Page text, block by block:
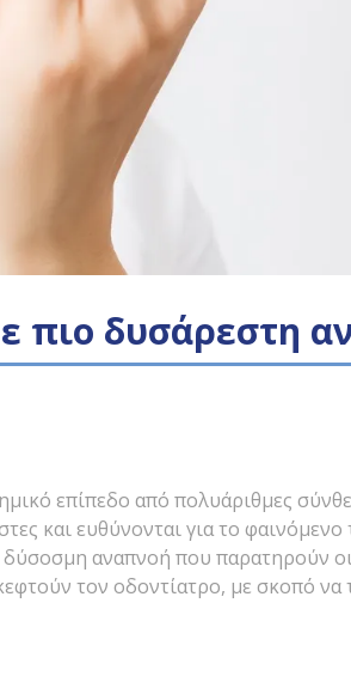
πιο δυσάρεστη
επίπεδο από πολυάριθμες
και ευθύνονται για το
αναπνοή που παρατηρούν οι
τον οδοντίατρο, με σκοπό να